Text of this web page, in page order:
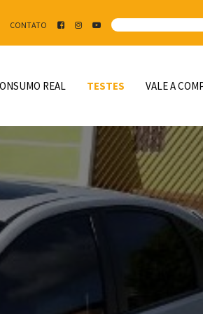
CONTATO
REAL TESTES VALE A